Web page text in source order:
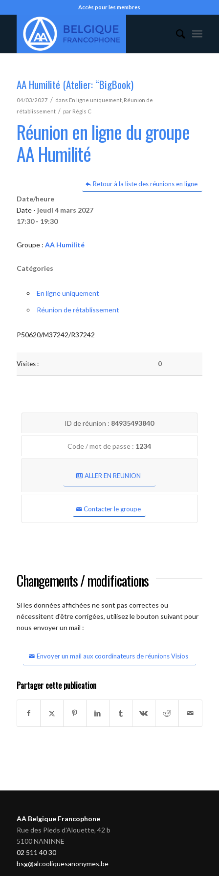
Accès pour les membres
AA Humilité (Atelier: “BigBook)
04/03/2027 / dans En ligne uniquement, Réunion de
rétablissement / par Régis C
Réunion en ligne du groupe
AA Humilité
Retour à la liste des réunions en ligne
Date/heure
Date - jeudi 4 mars 2027
17:30 - 19:30
Groupe : AA Humilité
Catégories
En ligne uniquement
Réunion de rétablissement
P50620/M37242/R37242
Visites : 0
ID de réunion : 84935493840
Code / mot de passe : 1234
ALLER EN REUNION
Contacter le groupe
Changements / modifications
Si les données affichées ne sont pas correctes ou
nécessitent d'être corrigées, utilisez le bouton suivant pour
nous envoyer un mail :
Envoyer un mail aux coordinateurs de réunions Visios
Partager cette publication
AA Belgique Francophone
Rue des Pieds d'Alouette, 42 b
5100 NANINNE
02 511 40 30
bsg@alcooliquesanonymes.be